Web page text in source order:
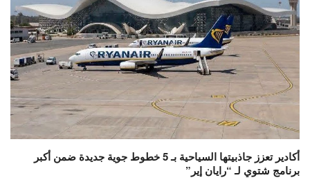
أكادير تعزز جاذبيتها السياحية بـ 5 خطوط جوية جديدة ضمن أكبر
برنامج شتوي لـ “رايان إير”